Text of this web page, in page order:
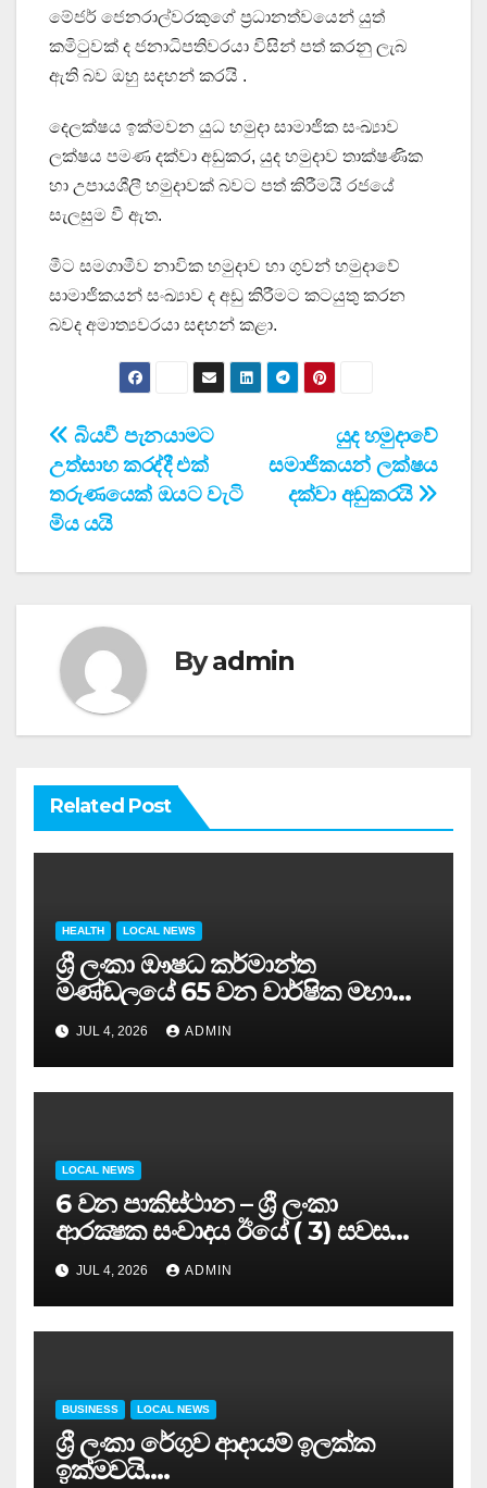
මේජර් ජෙනරාල්වරකුගේ ප්‍රධානත්වයෙන් යුත්
කමිටුවක් ද ජනාධිපතිවරයා විසින් පත් කරනු ලැබ
ඇති බව ඔහු සදහන් කරයි .
දෙලක්ෂය ඉක්මවන යුධ හමුදා සාමාජික සංඛ්‍යාව
ලක්ෂය පමණ දක්වා අඩුකර, යුද හමුදාව තාක්ෂණික
හා උපායශීලී හමුදාවක් බවට පත් කිරීමයි රජයේ
සැලසුම වී ඇත.
මීට සමගාමීව නාවික හමුදාව හා ගුවන් හමුදාවේ
සාමාජිකයන් සංඛ්‍යාව ද අඩු කිරීමට කටයුතු කරන
බවද අමාත්‍යවරයා සඳහන් කළා.
Post
navigation
යුද හමුදාවේ
සමාජිකයන් ලක්ෂය
දක්වා අඩුකරයි
බියවී පැනයාමට
උත්සාහ කරද්දී එක්
තරුණයෙක් ඔයට වැටි
මිය යයි
Byadmin
Related Post
HEALTH LOCAL NEWS
ශ්‍රී ලංකා ඖෂධ කර්මාන්ත
මණ්ඩලයේ 65 වන වාර්ෂික මහා
සමුළුව සෞඛ්‍ය නියෝජ්‍ය
අමාත්‍යවරයාගේ ප්‍රධානත්වයෙන්……
JUL 4, 2026 ADMIN
LOCAL NEWS
6 වන පාකිස්ථාන – ශ්‍රී ලංකා
ආරක්‍ෂක සංවාදය ඊයේ ( 3) සවස
සාර්ථකව අවසන් කරයි..
JUL 4, 2026 ADMIN
BUSINESS LOCAL NEWS
ශ්‍රී ලංකා රේගුව ආදායම් ඉලක්ක
ඉක්මවයි….